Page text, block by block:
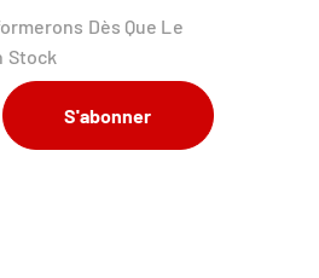
Dès Que Le
Stock
S'abonner